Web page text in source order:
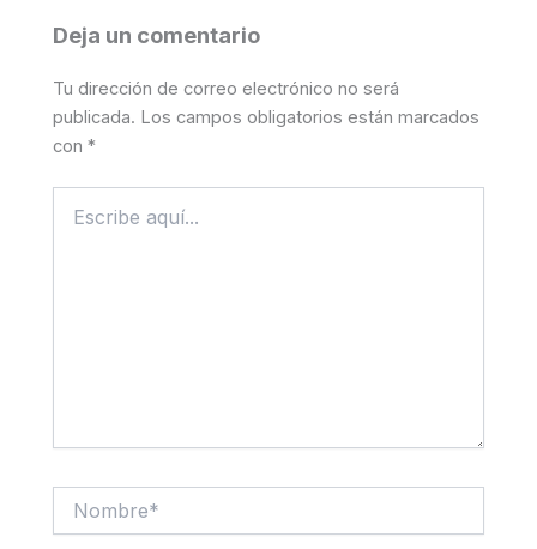
Deja un comentario
Tu dirección de correo electrónico no será
publicada. Los campos obligatorios están marcados
con*
aquí...